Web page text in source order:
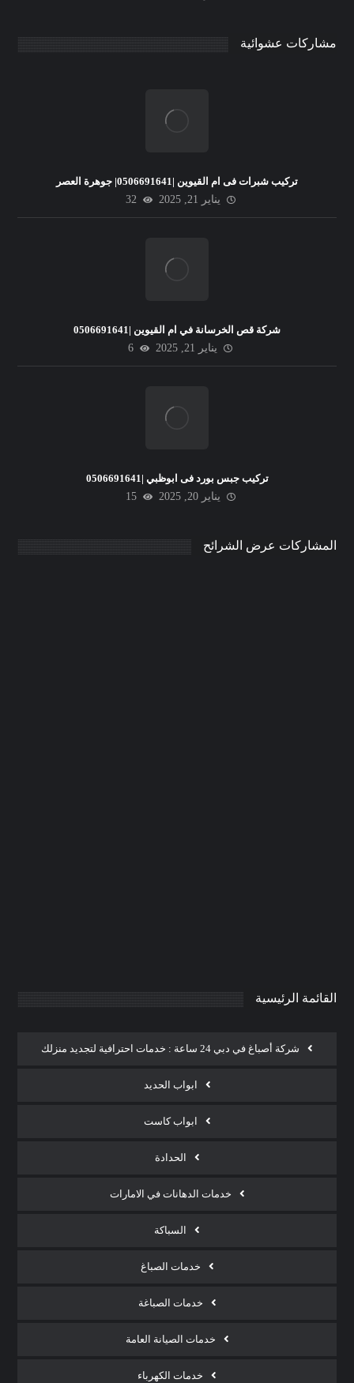
مشاركات عشوائية
تركيب شبرات فى ام القيوين |0506691641| جوهرة العصر
يناير 21, 2025
32
شركة قص الخرسانة في ام القيوين |0506691641
يناير 21, 2025
6
تركيب جبس بورد فى ابوظبي |0506691641
يناير 20, 2025
15
المشاركات عرض الشرائح
القائمة الرئيسية
شركة أصباغ في دبي 24 ساعة : خدمات احترافية لتجديد منزلك
ابواب الحديد
ابواب كاست
الحدادة
خدمات الدهانات في الامارات
السباكة
خدمات الصباغ
خدمات الصباغة
خدمات الصيانة العامة
خدمات الكهرباء